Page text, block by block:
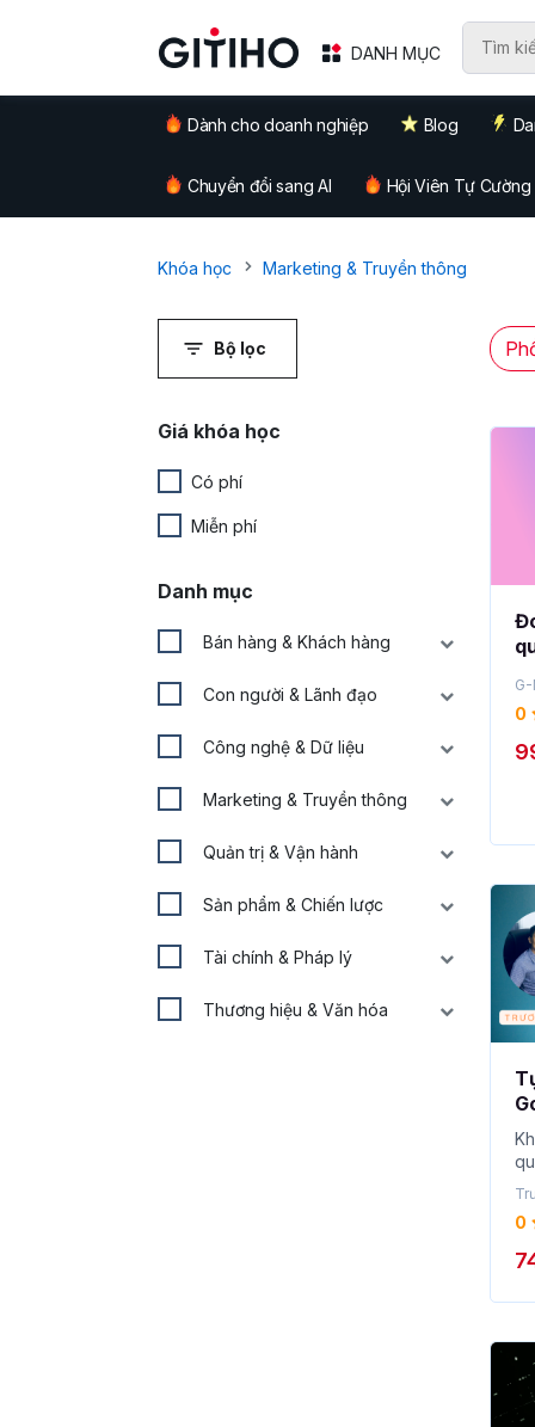
DANH MỤC
Dành cho doanh nghiệp Blog
Chuyển đổi sang AI Hội Viên Tự Cường
Khóa học Marketing & Truyền thông
Bộ lọc
Giá khóa học
Có phí
Miễn phí
Danh mục
Bán hàng & Khách hàng
Con người & Lãnh đạo
Công nghệ & Dữ liệu
Marketing & Truyền thông
Quản trị & Vận hành
Sản phẩm & Chiến lược
Tài chính & Pháp lý
Thương hiệu & Văn hóa
0
0